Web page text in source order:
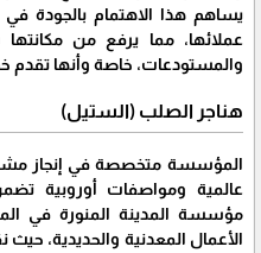
يساهم هذا الاهتمام بالجودة
عملائها، مما يرفع من
والمستودعات، خاصة وأنها تقدم
هناجر الصلب (الستيل)
المؤسسة متخصصة في إنجاز
عالمية ومواصفات أوروبية
مؤسسة المدينة المنورة في
الأعمال المعدنية والحديدية، حيث